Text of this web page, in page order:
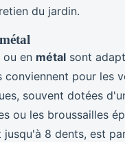
du jardin.
ou en métal sont
conviennent pour les
souvent dotées
ou les broussailles
jusqu'à 8 dents, est